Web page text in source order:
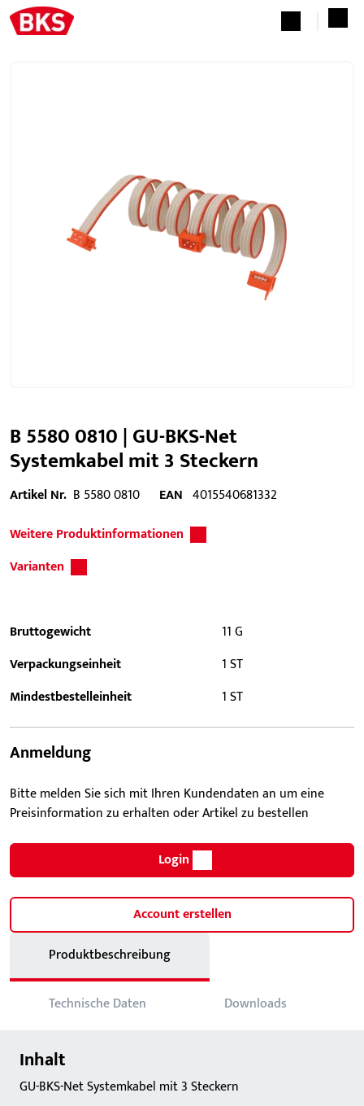
B 5580 0810 | GU-BKS-Net
Systemkabel mit 3 Steckern
Artikel Nr. B 5580 0810 EAN 4015540681332
Weitere Produktinformationen
Varianten
Bruttogewicht
11 G
Verpackungseinheit
1 ST
Mindestbestelleinheit
1 ST
Anmeldung
Bitte melden Sie sich mit Ihren Kundendaten an um eine
Preisinformation zu erhalten oder Artikel zu bestellen
Login
Account erstellen
Produktbeschreibung
Technische Daten Downloads
Inhalt
GU-BKS-Net Systemkabel mit 3 Steckern